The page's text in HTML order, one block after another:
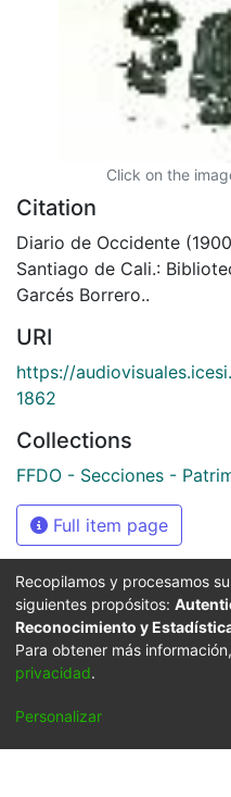
Click on the
Citation
Diario de Occidente
Santiago de Cali.:
Garcés Borrero..
URI
https://
1862
Collections
FFDO - Secciones -
Full item page
Universidad Icesi: Calle
Recopilamos y procesamos
siguientes propósitos:
Reconocimiento y
Para obtener más
privacidad.
Personalizar